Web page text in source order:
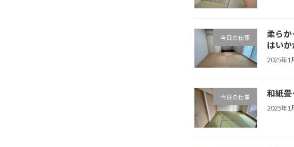
今日の仕事
柔らか
はい
2025年1
今日の仕事 和紙畳
2025年1